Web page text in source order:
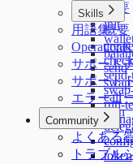
概要
init
send
swap
call
sign
token
Skills
概要
run-
用語集
サポート
サポート
エラーコ
Community
よくある
トラブル